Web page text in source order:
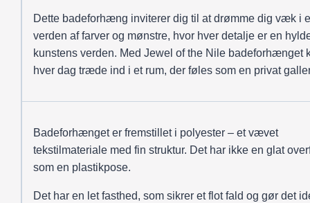
Dette badeforhæng inviterer dig til at drømme dig væk i
verden af farver og mønstre, hvor hver detalje er en
kunstens verden. Med Jewel of the Nile badeforhænget
hver dag træde ind i et rum, der føles som en privat
Badeforhænget er fremstillet i polyester – et vævet
tekstilmateriale med fin struktur. Det har ikke en glat
som en plastikpose.
Det har en let fasthed, som sikrer et flot fald og gør det